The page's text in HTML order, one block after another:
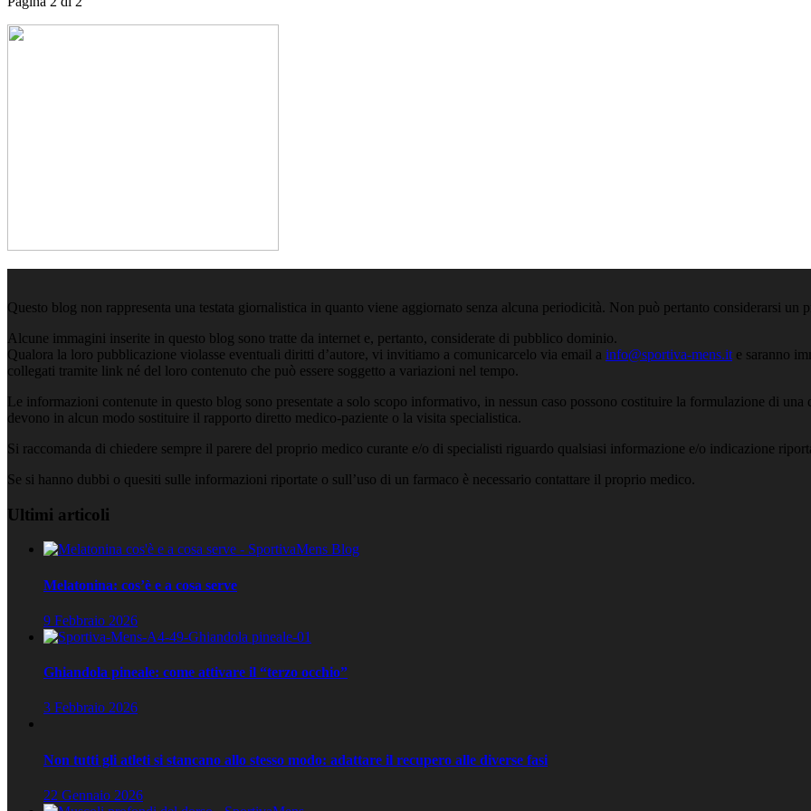
Questo blog non rappresenta una testata giornalistica in quanto viene aggiornato senza alcuna periodicità. Non può pertanto considerarsi
Alcune immagini inserite in questo blog sono tratte da internet e, pertanto, considerate di pubblico dominio.
Qualora la loro pubblicazione violasse eventuali diritti d’autore, vi invitiamo a comunicarcelo via email a info@sportiva-mens.it e saranno
collegati tramite link né del loro contenuto che può essere soggetto a variazioni nel tempo.
Le informazioni contenute in questo blog sono presentate a solo scopo informativo, in nessun caso possono costituire la formulazione di
devono in alcun modo sostituire il rapporto diretto medico-paziente o la visita specialistica.
Si raccomanda di chiedere sempre il parere del proprio medico curante e/o di specialisti riguardo qualsiasi informazione e/o indicazione
Se si hanno dubbi o quesiti sulle informazioni riportate o sull’uso di un farmaco è necessario contattare il proprio medico.
Ultimi articoli
Melatonina: cos’è e a cosa serve
9 Febbraio 2026
Ghiandola pineale: come attivare il “terzo occhio”
3 Febbraio 2026
Non tutti gli atleti si stancano allo stesso modo: adattare il recupero alle diverse fasi
22 Gennaio 2026